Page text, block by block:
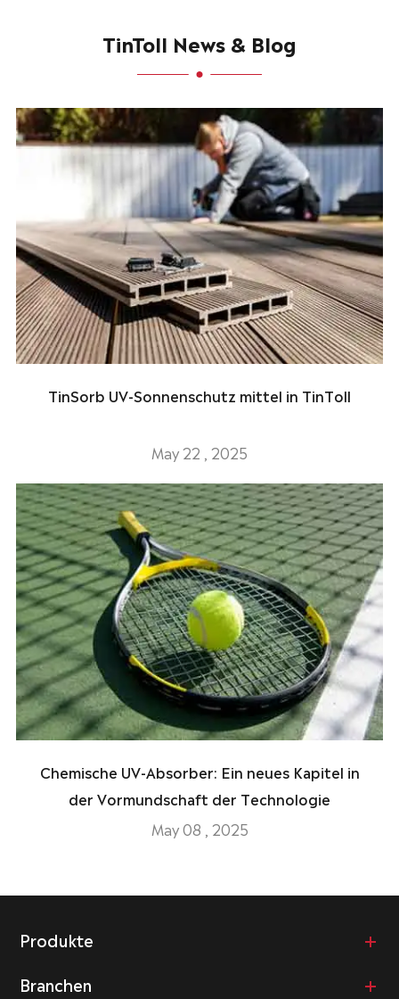
TinToll News & Blog
TinSorb UV-Sonnenschutz mittel in TinToll
May 22 , 2025
Chemische UV-Absorber: Ein neues Kapitel in
der Vormundschaft der Technologie
May 08 , 2025
Produkte
Branchen